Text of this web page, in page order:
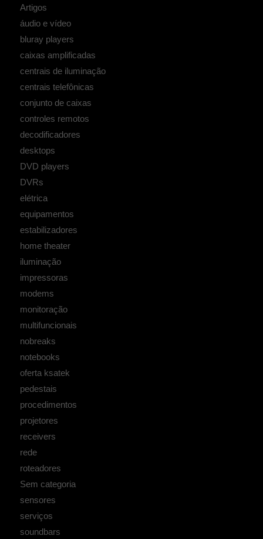
Artigos
áudio e vídeo
bluray players
caixas amplificadas
centrais de iluminação
centrais telefônicas
conjunto de caixas
controles remotos
decodificadores
desktops
DVD players
DVRs
elétrica
equipamentos
estabilizadores
home theater
iluminação
impressoras
modems
monitoração
multifuncionais
nobreaks
notebooks
oferta ksatek
pedestais
procedimentos
projetores
receivers
rede
roteadores
Sem categoria
sensores
serviços
soundbars